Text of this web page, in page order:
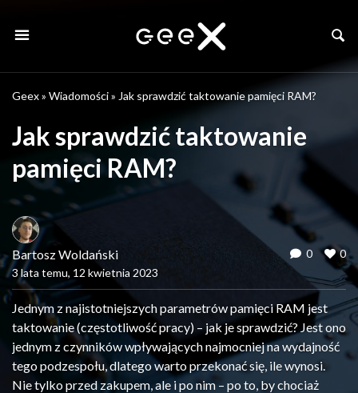
Geex» Wiadomości» Jak sprawdzić taktowanie pamięci RAM?
Jak sprawdzić taktowanie
pamięci RAM?
Bartosz Woldański
3 lata temu, 12 kwietnia 2023
0 0
Jednym z najistotniejszych parametrów pamięci RAM jest
taktowanie (częstotliwość pracy) – jak je sprawdzić? Jest ono
jednym z czynników wpływających najmocniej na wydajność
tego podzespołu, dlatego warto przekonać się, ile wynosi.
Nie tylko przed zakupem, ale i po nim – po to, by chociaż